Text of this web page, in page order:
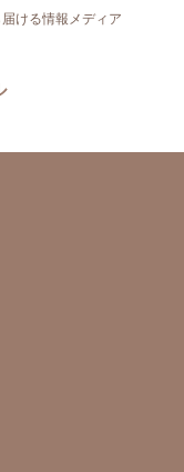
ける情報メディア